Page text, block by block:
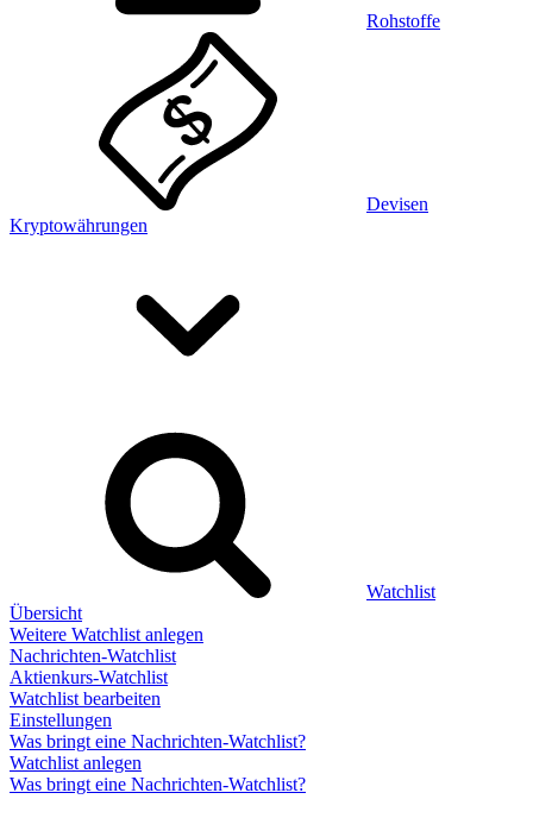
Rohstoffe
Devisen
Kryptowährungen
Watchlist
Übersicht
Weitere Watchlist anlegen
Nachrichten-Watchlist
Aktienkurs-Watchlist
Watchlist bearbeiten
Einstellungen
Was bringt eine Nachrichten-Watchlist?
Watchlist anlegen
Was bringt eine Nachrichten-Watchlist?